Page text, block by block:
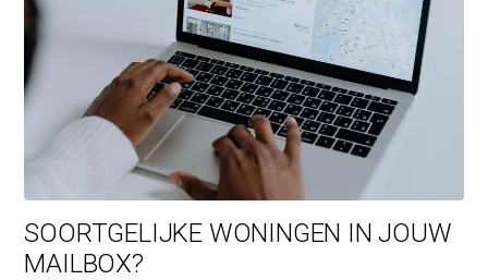
SOORTGELIJKE WONINGEN IN JOUW
MAILBOX?